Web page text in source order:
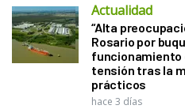
Actualidad
“Alta
Rosario por
funcionamiento
tensión tras la
prácticos
hace 3 días